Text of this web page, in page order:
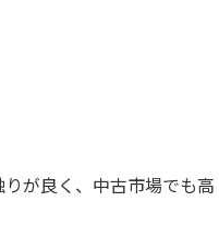
が良く、中古市場でも高